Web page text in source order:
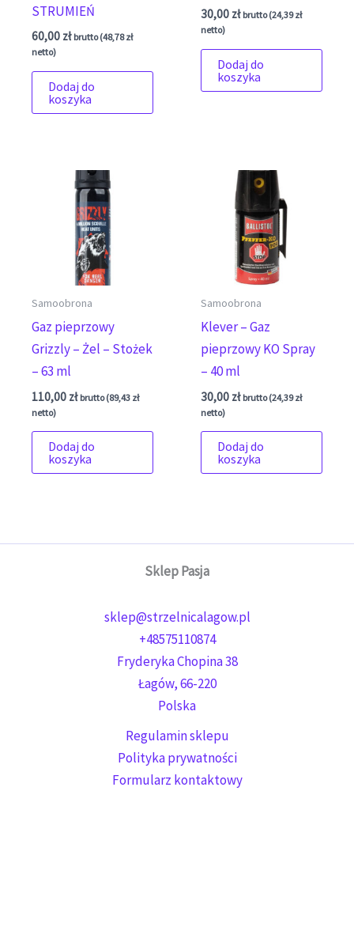
STRUMIEŃ
60,00 zł brutto (48,78zł
netto)
Dodaj do
koszyka
30,00 zł brutto (24,39zł
netto)
Dodaj do
koszyka
Samoobrona
Gaz pieprzowy
Grizzly – Żel – Stożek
– 63 ml
110,00 zł brutto (89,43 zł
netto)
Dodaj do
koszyka
Samoobrona
Klever – Gaz
pieprzowy KO Spray
– 40 ml
30,00 zł brutto (24,39zł
netto)
Dodaj do
koszyka
Sklep Pasja
sklep@strzelnicalagow.pl
+48575110874
Fryderyka Chopina 38
Łagów,66-220
Polska
Regulamin sklepu
Polityka prywatności
Formularz kontaktowy